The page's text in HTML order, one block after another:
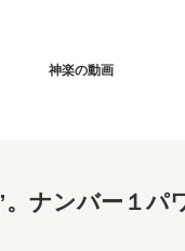
神楽の動画
ナンバー１